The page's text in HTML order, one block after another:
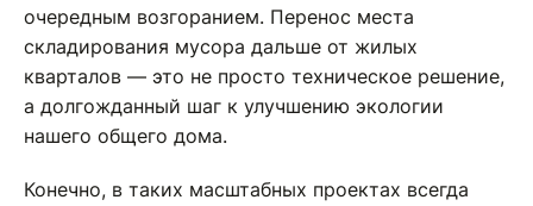
очередным возгоранием. Перенос места
складирования мусора дальше от жилых
кварталов — это не просто техническое решение,
а долгожданный шаг к улучшению экологии
нашего общего дома.
Конечно, в таких масштабных проектах всегда